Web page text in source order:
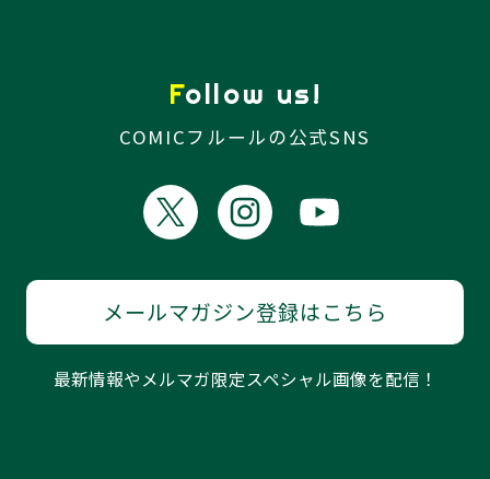
Follow us!
COMICフルールの公式SNS
メールマガジン登録はこちら
最新情報やメルマガ限定スペシャル画像を配信！